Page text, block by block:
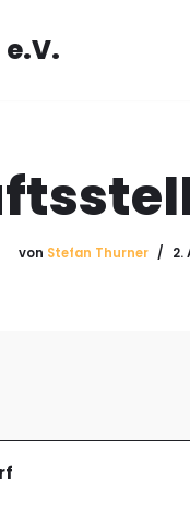
von Stefan Thurner 2.